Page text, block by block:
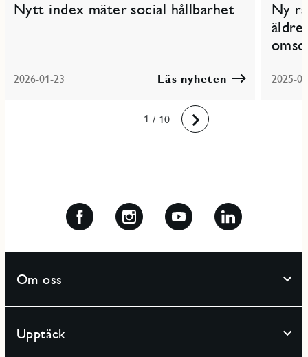
Nytt index mäter social hållbarhet
2026-01-23 Läs nyheten
Ny
äldre
2025-
1
2
3
4
5
6
7
8
9
10 / 10 Framåt
Om oss
Upptäck